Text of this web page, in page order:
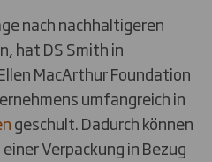
nach nachhaltigeren
hat DS Smith in
MacArthur Foundation
umfangreich in
geschult. Dadurch können
Verpackung in Bezug